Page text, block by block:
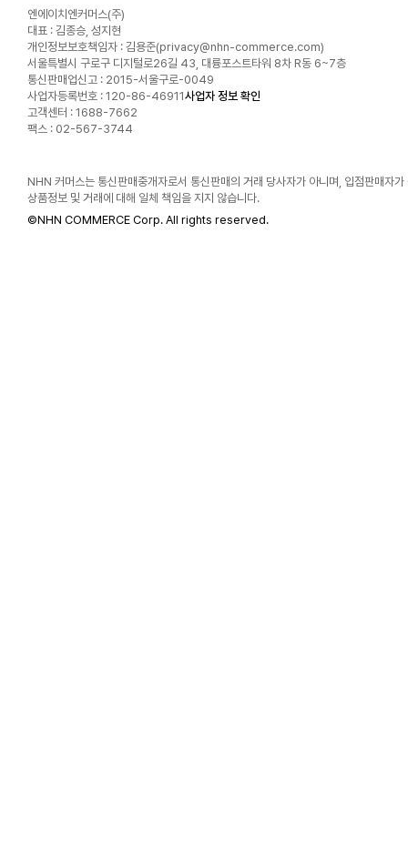
엔에이치엔커머스(주)
대표 : 김종승, 성지현
개인정보보호책임자 : 김용준(privacy@nhn-commerce.com)
서울특별시 구로구 디지털로26길 43, 대륭포스트타워 8차 R동 6~7층
통신판매업신고 : 2015-서울구로-0049
사업자등록번호 : 120-86-46911사업자 정보 확인
고객센터 : 1688-7662
팩스 : 02-567-3744
NHN 커머스는 통신판매중개자로서 통신판매의 거래 당사자가 아니며, 입점판매자가
상품정보 및 거래에 대해 일체 책임을 지지 않습니다.
©NHN COMMERCE Corp. All rights reserved.